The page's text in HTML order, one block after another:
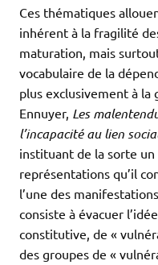
Ces thématiques
inhérent à la fragilité
maturation, mais
vocabulaire de la
plus exclusivement à la
Ennuyer, Les
l’incapacité au lien
instituant de la sorte
représentations qu’il
l’une des
consiste à évacuer
constitutive, de «
des groupes de «